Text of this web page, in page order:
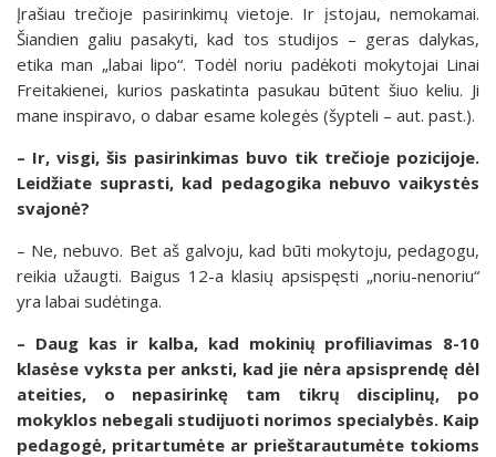
Įrašiau trečioje pasirinkimų vietoje. Ir įstojau, nemokamai.
Šiandien galiu pasakyti, kad tos studijos – geras dalykas,
etika man „labai lipo“. Todėl noriu padėkoti mokytojai Linai
Freitakienei, kurios paskatinta pasukau būtent šiuo keliu. Ji
mane inspiravo, o dabar esame kolegės (šypteli – aut. past.).
– Ir, visgi, šis pasirinkimas buvo tik trečioje pozicijoje.
Leidžiate suprasti, kad pedagogika nebuvo vaikystės
svajonė?
– Ne, nebuvo. Bet aš galvoju, kad būti mokytoju, pedagogu,
reikia užaugti. Baigus 12-a klasių apsispęsti „noriu-nenoriu“
yra labai sudėtinga.
– Daug kas ir kalba, kad mokinių profiliavimas 8-10
klasėse vyksta per anksti, kad jie nėra apsisprendę dėl
ateities, o nepasirinkę tam tikrų disciplinų, po
mokyklos nebegali studijuoti norimos specialybės. Kaip
pedagogė, pritartumėte ar prieštarautumėte tokioms